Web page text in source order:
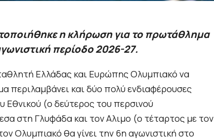
η κλήρωση για το πρωτάθλημα
περίοδο 2026-27.
Ελλάδας και Ευρώπης Ολυμπιακό να
περιλαμβάνει και δύο πολύ ενδιαφέρουσες
Εθνικού (ο δεύτερος του περσινού
στη Γλυφάδα και τον Αλιμο (ο τέταρτος με τον
Ολυμπιακό θα γίνει την 6η αγωνιστική στο